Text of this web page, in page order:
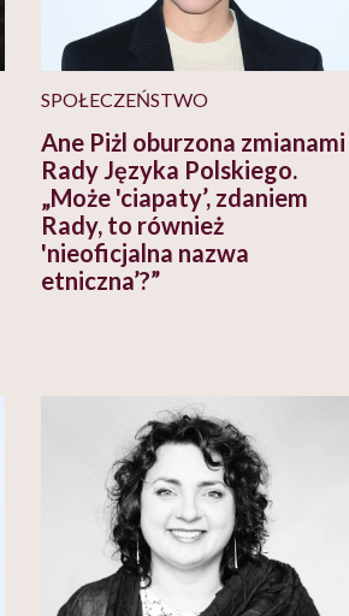
SPOŁECZEŃSTWO
Ane Piżl oburzona zmianami
Rady Języka Polskiego.
„Może 'ciapaty’, zdaniem
Rady, to również
'nieoficjalna nazwa
etniczna’?”